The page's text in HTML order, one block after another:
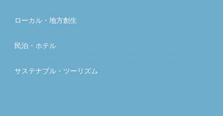
ローカル・地方創生
民泊・ホテル
サステナブル・ツーリズム